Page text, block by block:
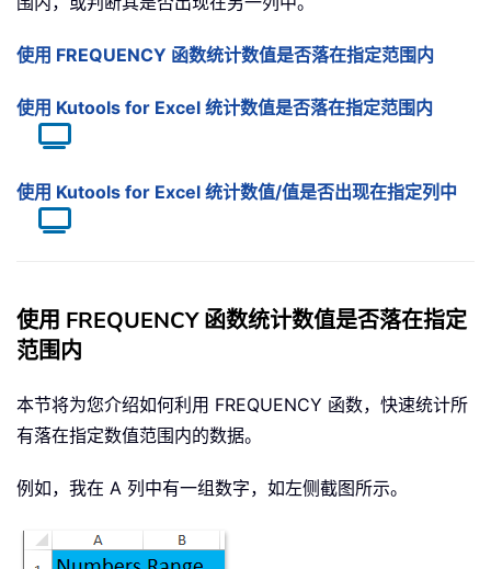
使用 FREQUENCY 函数统计数值是否落在指定范围内
使用 Kutools for Excel 统计数值是否落在指定范围内
使用 Kutools for Excel 统计数值/值是否出现在指定列中
使用 FREQUENCY 函数统计数值是否落在指定
范围内
本节将为您介绍如何利用 FREQUENCY 函数，快速统计所
有落在指定数值范围内的数据。
例如，我在 A 列中有一组数字，如左侧截图所示。